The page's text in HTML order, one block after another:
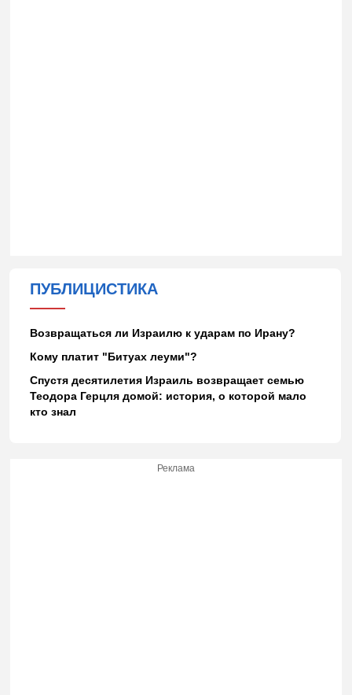
ПУБЛИЦИСТИКА
Возвращаться ли Израилю к ударам по Ирану?
Кому платит "Битуах леуми"?
Спустя десятилетия Израиль возвращает семью
Теодора Герцля домой: история, о которой мало
кто знал
Реклама